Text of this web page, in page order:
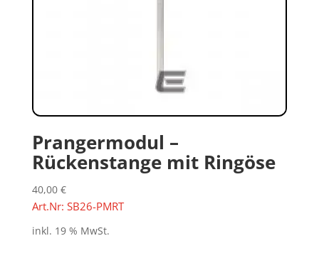
Prangermodul –
Rückenstange mit Ringöse
40,00 €
Art.Nr: SB26-PMRT
inkl. 19 % MwSt.